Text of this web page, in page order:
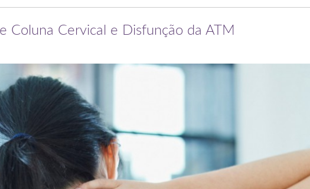
Coluna Cervical e Disfunção da ATM